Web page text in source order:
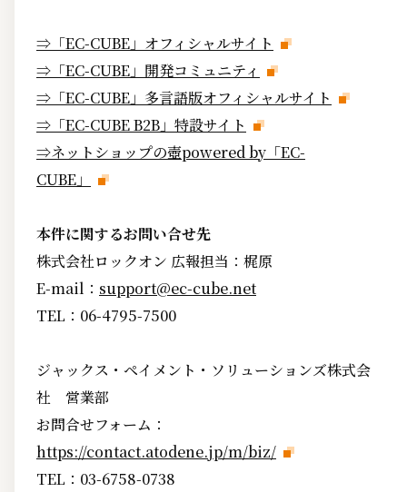
⇒「EC-CUBE」オフィシャルサイト
⇒「EC-CUBE」開発コミュニティ
⇒「EC-CUBE」多言語版オフィシャルサイト
⇒「EC-CUBE B2B」特設サイト
⇒ネットショップの壺powered by「EC-
CUBE」
本件に関するお問い合せ先
株式会社ロックオン 広報担当：梶原
E-mail： support@ec-cube.net
TEL：06-4795-7500
ジャックス・ペイメント・ソリューションズ株式会
社 営業部
お問合せフォーム：
https://contact.atodene.jp/m/biz/
TEL：03-6758-0738